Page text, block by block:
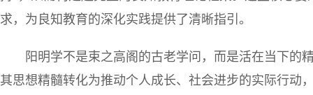
求，为良知教育的深化实践提供了清晰指引。
阳明学不是束之高阁的古老学问，而是活在当下的
其思想精髓转化为推动个人成长、社会进步的实际行动